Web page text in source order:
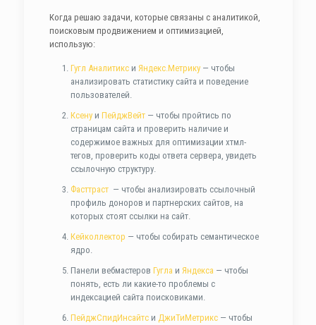
Когда решаю задачи, которые связаны с аналитикой,
поисковым продвижением и оптимизацией,
использую:
Гугл Аналитикс иЯндекс.Метрику — чтобы
анализировать статистику сайта и поведение
пользователей.
Ксену иПейджВейт — чтобы пройтись по
страницам сайта и проверить наличие и
содержимое важных для оптимизации хтмл-
тегов, проверить коды ответа сервера, увидеть
ссылочную структуру.
Фасттраст — чтобы анализировать ссылочный
профиль доноров и партнерских сайтов, на
которых стоят ссылки на сайт.
Кейколлектор — чтобы собирать семантическое
ядро.
Панели вебмастеровГугла иЯндекса — чтобы
понять, есть ли какие-то проблемы с
индексацией сайта поисковиками.
ПейджСпидИнсайтc иДжиТиМетрикс — чтобы